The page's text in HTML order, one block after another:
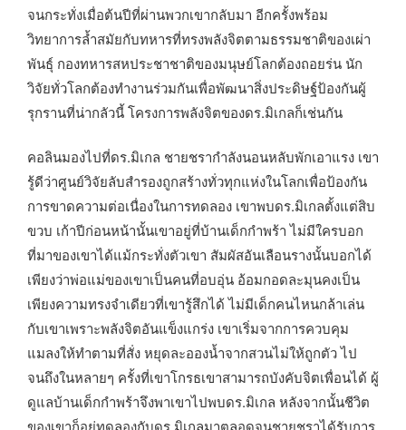
จนกระทั่งเมื่อต้นปีที่ผ่านพวกเขากลับมา อีกครั้งพร้อม
วิทยาการล้ำสมัยกับทหารที่ทรงพลังจิตตามธรรมชาติของเผ่า
พันธุ์ กองทหารสหประชาชาติของมนุษย์โลกต้องถอยร่น นัก
วิจัยทั่วโลกต้องทำงานร่วมกันเพื่อพัฒนาสิ่งประดิษฐ์ป้องกันผู้
รุกรานที่น่ากลัวนี้ โครงการพลังจิตของดร.มิเกลก็เช่นกัน
คอลินมองไปที่ดร.มิเกล ชายชรากำลังนอนหลับพักเอาแรง เขา
รู้ดีว่าศูนย์วิจัยลับสำรองถูกสร้างทั่วทุกแห่งในโลกเพื่อป้องกัน
การขาดความต่อเนื่องในการทดลอง เขาพบดร.มิเกลตั้งแต่สิบ
ขวบ เก้าปีก่อนหน้านั้นเขาอยู่ที่บ้านเด็กกำพร้า ไม่มีใครบอก
ที่มาของเขาได้แม้กระทั่งตัวเขา สัมผัสอันเลือนรางนั้นบอกได้
เพียงว่าพ่อแม่ของเขาเป็นคนที่อบอุ่น อ้อมกอดละมุนคงเป็น
เพียงความทรงจำเดียวที่เขารู้สึกได้ ไม่มีเด็กคนไหนกล้าเล่น
กับเขาเพราะพลังจิตอันแข็งแกร่ง เขาเริ่มจากการควบคุม
แมลงให้ทำตามที่สั่ง หยุดละอองน้ำจากสวนไม่ให้ถูกตัว ไป
จนถึงในหลายๆ ครั้งที่เขาโกรธเขาสามารถบังคับจิตเพื่อนได้ ผู้
ดูแลบ้านเด็กกำพร้าจึงพาเขาไปพบดร.มิเกล หลังจากนั้นชีวิต
ของเขาก็อยู่ทดลองกับดร.มิเกลมาตลอดจนชายชราได้รับการ